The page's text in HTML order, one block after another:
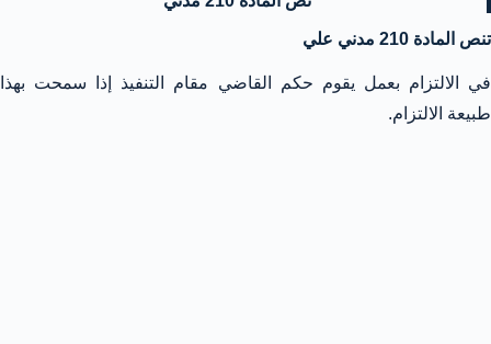
تنص المادة 210 مدني علي
في الالتزام بعمل يقوم حكم القاضي مقام التنفيذ إذا سمحت بهذا
طبيعة الالتزام.